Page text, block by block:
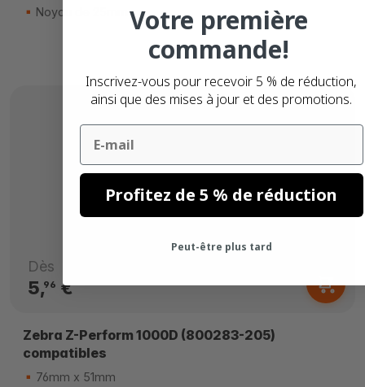
Noyau de 25mm
Dès
5,96 €
Zebra Z-Perform 1000D (800283-205)
compatibles
76mm x 51mm
Votre première
commande!
Inscrivez-vous pour recevoir 5 % de réduction,
ainsi que des mises à jour et des promotions.
Email
Profitez de 5 % de réduction
Peut-être plus tard